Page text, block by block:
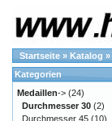
Startseite » Katalog »
Kategorien
Medaillen-> (24)
Durchmesser 30 (2)
Durchmesser 45 (10)